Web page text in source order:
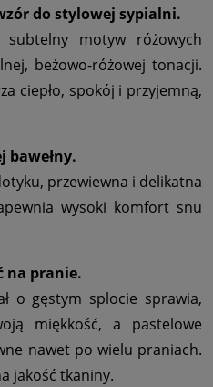
do stylowej sypialni.
motyw różowych
beżowo-różowej tonacji.
ciepło, spokój i przyjemną,
bawełny.
przewiewna i delikatna
wysoki komfort snu
na pranie.
o gęstym splocie sprawia,
miękkość, a pastelowe
nawet po wielu praniach.
jakość tkaniny.